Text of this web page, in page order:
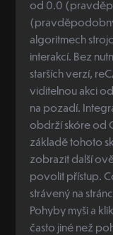
od 0.0
algoritmech
interakcí. Bez
starších verzí,
viditelnou akci
na pozadí.
obdrží skóre od
základě tohoto
zobrazit další
povolit přístup.
strávený na
Pohyby myši a
často jiné než